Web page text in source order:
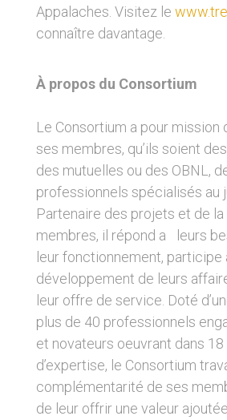
Appalaches. Visitez le
connaître davantage.
À propos du Consortium
Le Consortium a pour mission
ses membres, qu’ils soient
des mutuelles ou des OBNL,
professionnels spécialisés au
Partenaire des projets et de
membres, il répond a leurs
leur fonctionnement, participe
développement de leurs
leur offre de service. Doté
plus de 40 professionnels
et novateurs oeuvrant dans
d’expertise, le Consortium
complémentarité de ses
de leur offrir une valeur